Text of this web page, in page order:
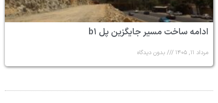
ادامه ساخت مسیر جایگزین پل b۱
مرداد ۱۱, ۱۴۰۵ بدون دیدگاه